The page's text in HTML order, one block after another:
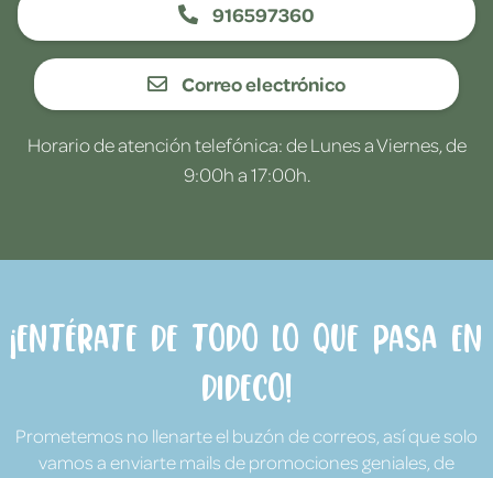
916597360
Correo electrónico
Horario de atención telefónica: de Lunes a Viernes, de
9:00h a 17:00h.
¡Entérate de todo lo que pasa en
Dideco!
Prometemos no llenarte el buzón de correos, así que solo
vamos a enviarte mails de promociones geniales, de